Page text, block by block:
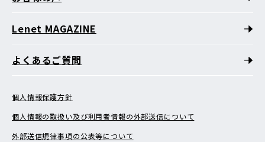
Lenet MAGAZINE
よくあるご質問
個人情報保護方針
個人情報の取扱い及び利用者情報の外部送信について
外部送信規律事項の公表等について